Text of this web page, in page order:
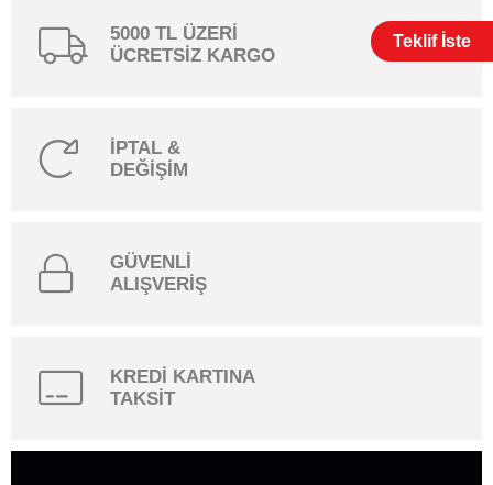
Teklif İste
5000 TL ÜZERİ
ÜCRETSİZ KARGO
İPTAL &
DEĞİŞİM
GÜVENLİ
ALIŞVERİŞ
KREDİ KARTINA
TAKSİT